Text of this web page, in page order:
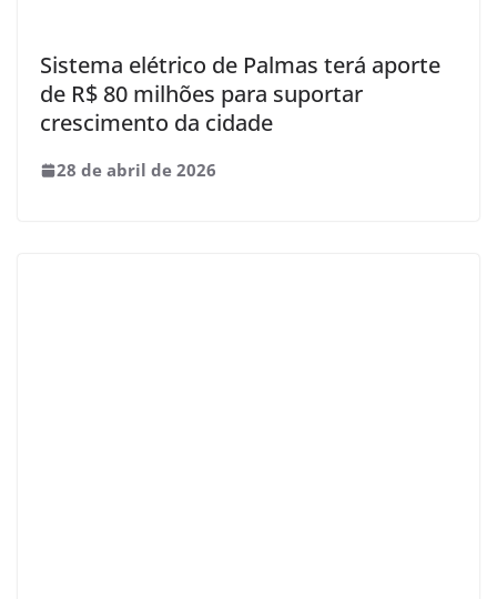
Sistema elétrico de Palmas terá aporte
de R$ 80 milhões para suportar
crescimento da cidade
28 de abril de 2026